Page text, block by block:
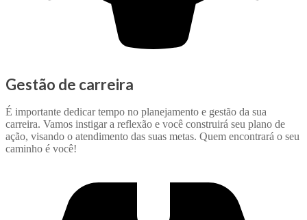
Gestão de carreira
É importante dedicar tempo no planejamento e gestão da sua
carreira. Vamos instigar a reflexão e você construirá seu plano de
ação, visando o atendimento das suas metas. Quem encontrará o seu
caminho é você!